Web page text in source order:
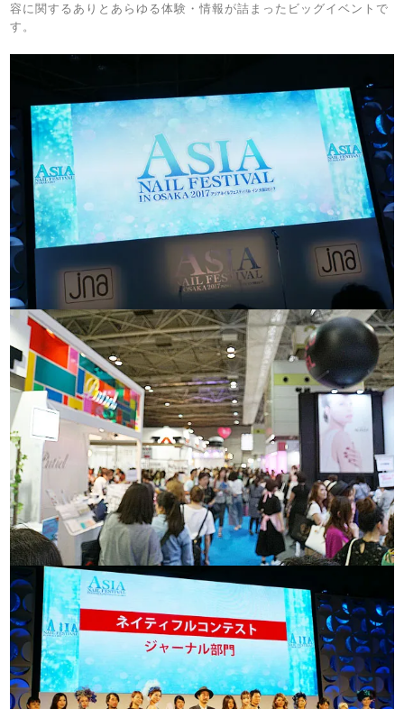
容に関するありとあらゆる体験・情報が詰まったビッグイベントで
す。